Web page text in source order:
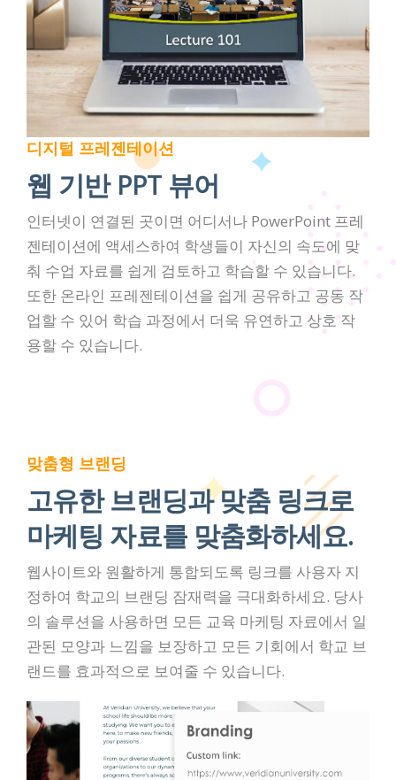
디지털 프레젠테이션
웹 기반 PPT 뷰어
인터넷이 연결된 곳이면 어디서나 PowerPoint 프레
젠테이션에 액세스하여 학생들이 자신의 속도에 맞
춰 수업 자료를 쉽게 검토하고 학습할 수 있습니다.
또한 온라인 프레젠테이션을 쉽게 공유하고 공동 작
업할 수 있어 학습 과정에서 더욱 유연하고 상호 작
용할 수 있습니다.
맞춤형 브랜딩
고유한 브랜딩과 맞춤 링크로
마케팅 자료를 맞춤화하세요.
웹사이트와 원활하게 통합되도록 링크를 사용자 지
정하여 학교의 브랜딩 잠재력을 극대화하세요. 당사
의 솔루션을 사용하면 모든 교육 마케팅 자료에서 일
관된 모양과 느낌을 보장하고 모든 기회에서 학교 브
랜드를 효과적으로 보여줄 수 있습니다.